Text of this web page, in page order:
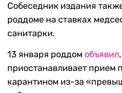
Собеседник издания
роддоме на ставках
санитарки.
13 января роддом объявил
приостанавливает прием
карантином из-за